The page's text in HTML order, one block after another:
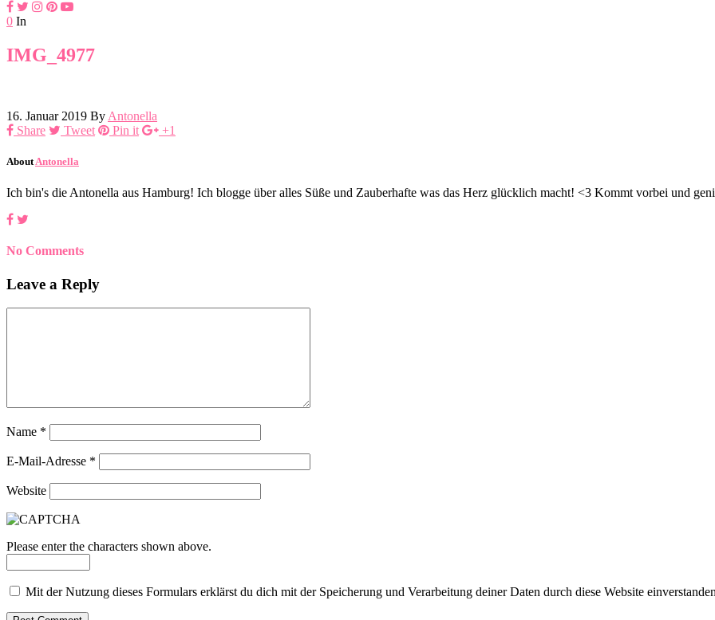
0 In
IMG_4977
16. Januar 2019 By Antonella
Share
Tweet Pin it +1
About Antonella
Ich bin's die Antonella aus Hamburg! Ich blogge über alles Süße und Zauberhafte was das Herz glücklich macht! <3 Kommt vorbei und
No Comments
Leave a Reply
Name *
E-Mail-Adresse *
Website
Please enter the characters shown above.
Mit der Nutzung dieses Formulars erklärst du dich mit der Speicherung und Verarbeitung deiner Daten durch diese Website